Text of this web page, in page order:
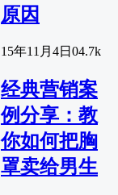
原因
15年11月4日 04.7k
经典营销案
例分享：教
你如何把胸
罩卖给男生